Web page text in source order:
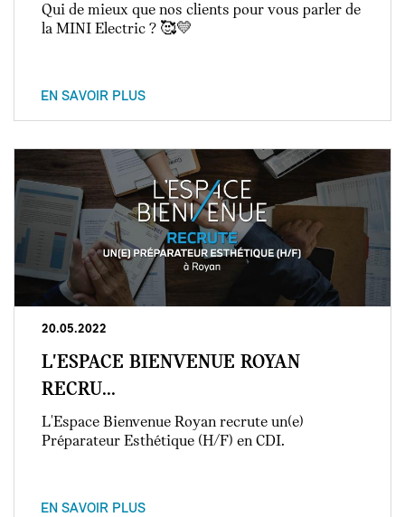
Qui de mieux que nos clients pour vous parler de
la MINI Electric ? 🥰💛
EN SAVOIR PLUS
20.05.2022
L'ESPACE BIENVENUE ROYAN
RECRU...
L'Espace Bienvenue Royan recrute un(e)
Préparateur Esthétique (H/F) en CDI.
EN SAVOIR PLUS